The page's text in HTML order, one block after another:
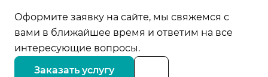
Оформите заявку на сайте, мы свяжемся с
вами в ближайшее время и ответим на все
интересующие вопросы.
Заказать услугу